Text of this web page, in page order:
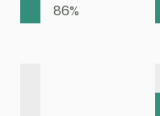
86%